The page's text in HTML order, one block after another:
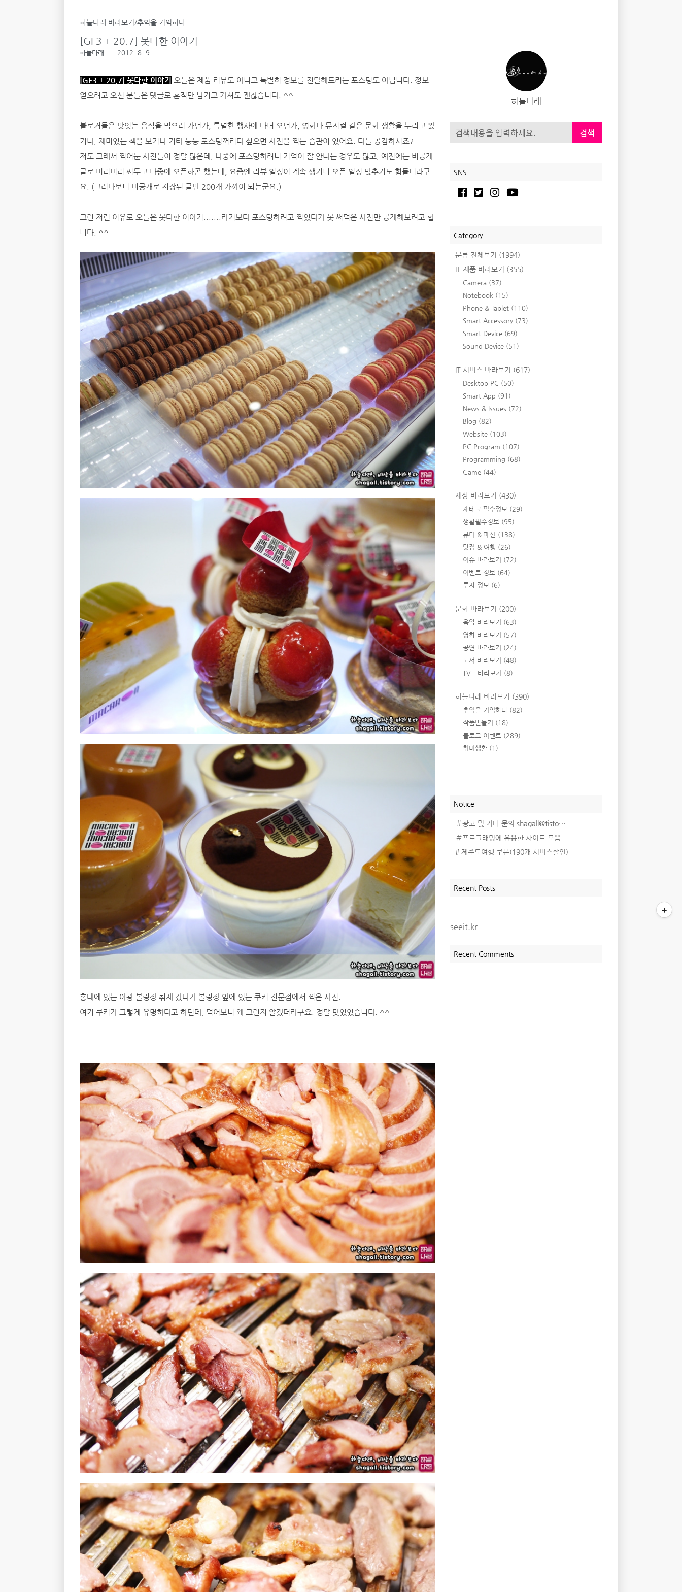
하늘다래
검색
SNS
Category
분류 전체보기 (1994)
IT 제품 바라보기 (355)
Camera (37)
Notebook (15)
Phone & Tablet (110)
Smart Accessory (73)
Smart Device (69)
Sound Device (51)
IT 서비스 바라보기 (617)
Desktop PC (50)
Smart App (91)
News & Issues (72)
Blog (82)
Website (103)
PC Program (107)
Programming (68)
Game (44)
세상 바라보기 (430)
재테크 필수정보 (29)
생활필수정보 (95)
뷰티 & 패션 (138)
맛집 & 여행 (26)
이슈 바라보기 (72)
이벤트 정보 (64)
투자 정보 (6)
문화 바라보기 (200)
음악 바라보기 (63)
영화 바라보기 (57)
공연 바라보기 (24)
도서 바라보기 (48)
TV 바라보기 (8)
하늘다래 바라보기 (390)
추억을 기억하다 (82)
작품만들기 (18)
블로그 이벤트 (289)
취미생활 (1)
Notice
＃광고 및 기타 문의 shagall@tisto⋯
＃프로그래밍에 유용한 사이트 모음
# 제주도여행 쿠폰(190개 서비스할인)
Recent Posts
seeit.kr
Recent Comments
하늘다래 바라보기/추억을 기억하다
[GF3 + 20.7] 못다한 이야기
하늘다래 2012. 8. 9.
[GF3 + 20.7] 못다한 이야기
오늘은 제품 리뷰도 아니고 특별히 정보를 전달해드리는 포스팅도 아닙니다. 정보
얻으려고 오신 분들은 댓글로 흔적만 남기고 가셔도 괜찮습니다. ^^
블로거들은 맛잇는 음식을 먹으러 가던가, 특별한 행사에 다녀 오던가, 영화나 뮤지컬 같은 문화 생활을 누리고 왔
거나, 재미있는 책을 보거나 기타 등등 포스팅꺼리다 싶으면 사진을 찍는 습관이 있어요. 다들 공감하시죠?
저도 그래서 찍어둔 사진들이 정말 많은데, 나중에 포스팅하려니 기억이 잘 안나는 경우도 많고, 예전에는 비공개
글로 미리미리 써두고 나중에 오픈하곤 했는데, 요즘엔 리뷰 일정이 계속 생기니 오픈 일정 맞추기도 힘들더라구
요. (그러다보니 비공개로 저장된 글만 200개 가까이 되는군요.)
그런 저런 이유로 오늘은 못다한 이야기.......라기보다 포스팅하려고 찍었다가 못 써먹은 사진만 공개해보려고 합
니다. ^^
홍대에 있는 야광 볼링장 취재 갔다가 볼링장 앞에 있는 쿠키 전문점에서 찍은 사진.
여기 쿠키가 그렇게 유명하다고 하던데, 먹어보니 왜 그런지 알겠더라구요. 정말 맛있었습니다. ^^